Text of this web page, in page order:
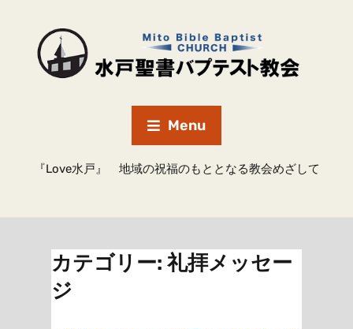
Menu
『Love水戸』 地域の祝福のもととなる教会めざして
カテゴリー: 礼拝メッセー
ジ